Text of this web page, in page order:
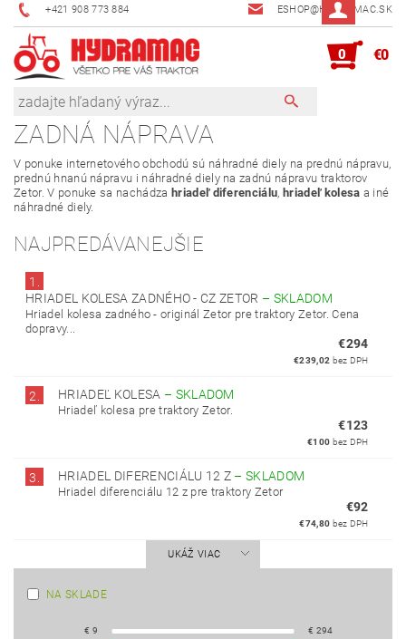
+421 908 773 884 ESHOP@HYDRAMAC.SK
0 €0
ZADNÁ NÁPRAVA
V ponuke internetového obchodú sú náhradné diely na prednú nápravu,
prednú hnanú nápravu i náhradné diely na zadnú nápravu traktorov
Zetor. V ponuke sa nachádza hriadeľ diferenciálu, hriadeľ kolesa a iné
náhradné diely.
NAJPREDÁVANEJŠIE
1.
HRIADEL KOLESA ZADNÉHO - CZ ZETOR – SKLADOM
Hriadel kolesa zadného - originál Zetor pre traktory Zetor. Cena
dopravy...
€294
€239,02 bez DPH
2. HRIADEĽ KOLESA – SKLADOM
Hriadeľ kolesa pre traktory Zetor.
€123
€100 bez DPH
3. HRIADEL DIFERENCIÁLU 12 Z –SKLADOM
Hriadel diferenciálu 12 z pre traktory Zetor
€92
€74,80 bez DPH
UKÁŽ VIAC
NA SKLADE
€ 9 € 294